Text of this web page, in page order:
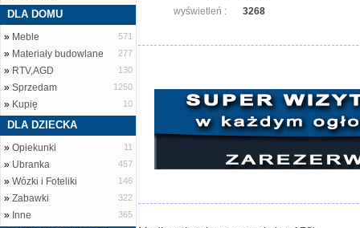
DLA DOMU
» Meble 571
» Materiały budowlane 277
» RTV,AGD 130
» Sprzedam 1250
» Kupię 10
DLA DZIECKA
» Opiekunki 11
» Ubranka 457
» Wózki i Foteliki 146
» Zabawki 322
» Inne 365
wyświetleń :
3268